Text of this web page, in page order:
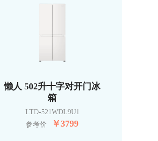
懒人 502升十字对开门冰
箱
LTD-521WDL9U1
参考价
￥3799